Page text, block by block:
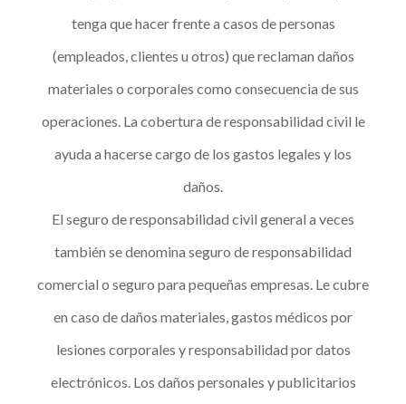
tenga que hacer frente a casos de personas
(empleados, clientes u otros) que reclaman daños
materiales o corporales como consecuencia de sus
operaciones. La cobertura de responsabilidad civil le
ayuda a hacerse cargo de los gastos legales y los
daños.
El seguro de responsabilidad civil general a veces
también se denomina seguro de responsabilidad
comercial o seguro para pequeñas empresas. Le cubre
en caso de daños materiales, gastos médicos por
lesiones corporales y responsabilidad por datos
electrónicos. Los daños personales y publicitarios